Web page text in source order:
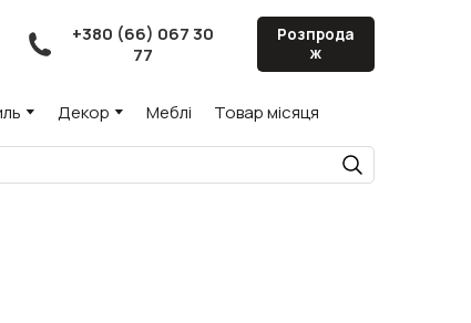
+380 (66) 067 30
77
Розпрода
ж
Декор Меблі Товар місяця